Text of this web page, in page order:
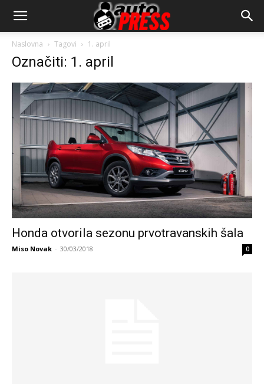
AutopressHR
Naslovna Tagovi 1. april
Označiti: 1. april
Honda otvorila sezonu prvotravanskih šala
Miso Novak - 30/03/2018 0